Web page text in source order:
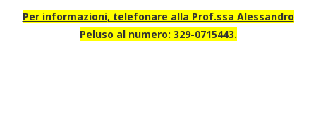
Per informazioni, telefonare alla Prof.ssa Alessandro
Peluso al numero: 329-0715443.